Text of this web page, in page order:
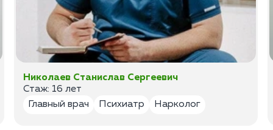
Николаев Станислав Сергеевич
Стаж: 16 лет
Главный врач
Психиатр Нарколог